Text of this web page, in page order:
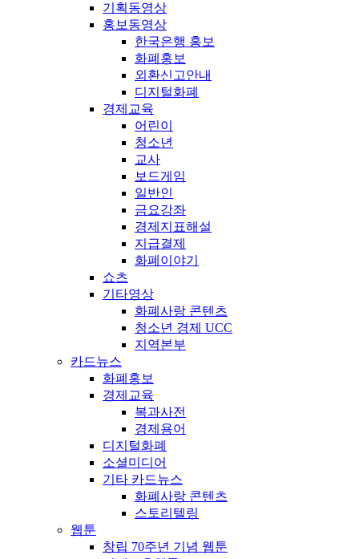
기획동영상
홍보동영상
한국은행 홍보
화폐홍보
외환신고안내
디지털화폐
경제교육
어린이
청소년
교사
보드게임
일반인
금요강좌
경제지표해설
지급결제
화폐이야기
쇼츠
기타영상
화폐사랑 콘텐츠
청소년 경제 UCC
지역본부
카드뉴스
화폐홍보
경제교육
복과사전
경제용어
디지털화폐
소셜미디어
기타 카드뉴스
화폐사랑 콘텐츠
스토리텔링
웹툰
창립 70주년 기념 웹툰